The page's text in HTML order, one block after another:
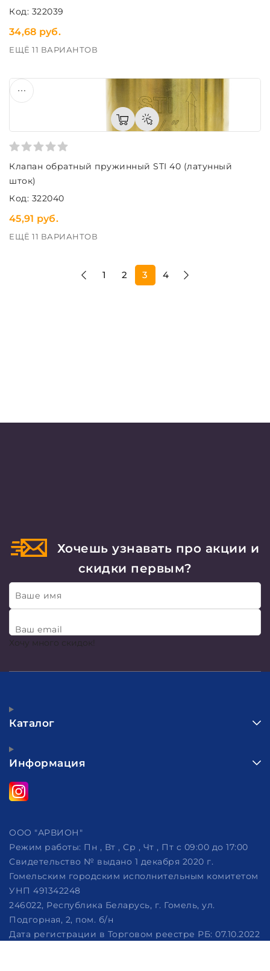
Код: 322039
34,68 руб.
ЕЩЁ 11 ВАРИАНТОВ
Клапан обратный пружинный STI 40 (латунный
шток)
Код: 322040
45,91 руб.
ЕЩЁ 11 ВАРИАНТОВ
1 2 3 4
Хочешь узнавать про акции и
скидки первым?
Ваше имя
Ваш email
Хочу много скидок!
Каталог
Информация
ООО "АРВИОН"
Режим работы: Пн , Вт , Ср , Чт , Пт c 09:00 до 17:00
Свидетельство № выдано 1 декабря 2020 г.
Гомельским городским исполнительным комитетом
УНП 491342248
246022, Республика Беларусь, г. Гомель, ул.
Подгорная, 2, пом. б/н
Дата регистрации в Торговом реестре РБ: 07.10.2022